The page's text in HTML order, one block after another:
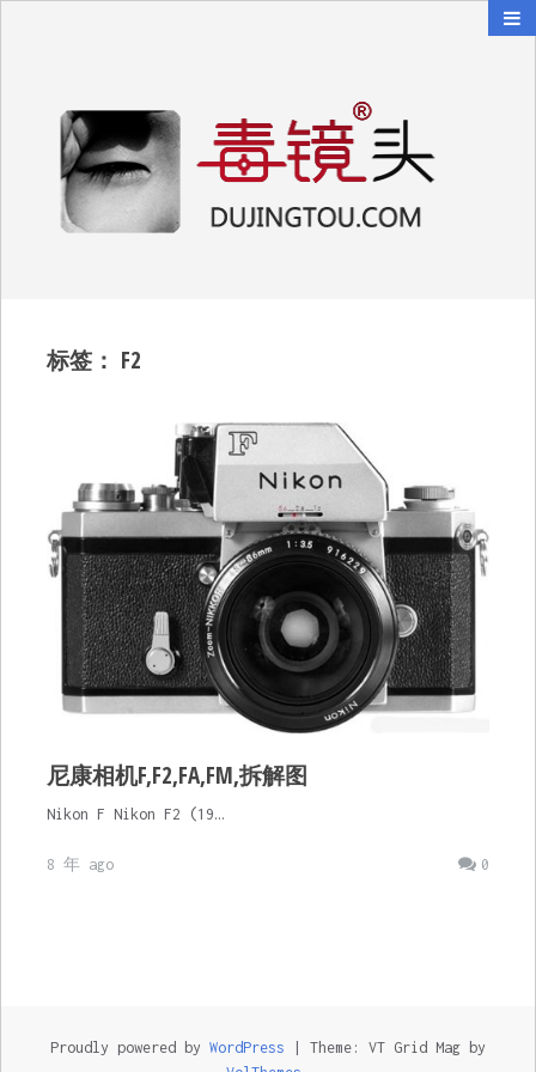
标签： F2
尼康相机F,F2,FA,FM,拆解图
Nikon F Nikon F2 (19…
0
8 年 ago
Proudly powered by WordPress
Theme: VT Grid Mag by